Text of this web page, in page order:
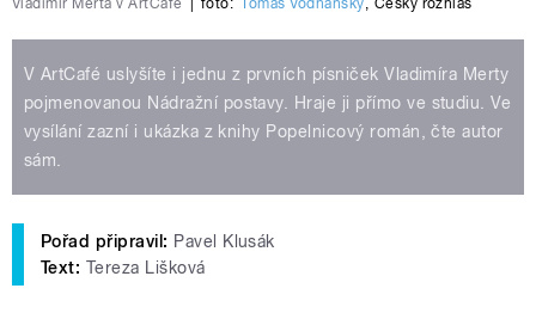
Vladimír Merta v ArtCafé foto: Tomáš Vodňanský, Český rozhlas
V ArtCafé uslyšíte i jednu z prvních písniček Vladimíra Merty
pojmenovanou Nádražní postavy. Hraje ji přímo ve studiu. Ve
vysílání zazní i ukázka z knihy Popelnicový román, čte autor
sám.
Pořad připravil: Pavel Klusák
Text: Tereza Lišková